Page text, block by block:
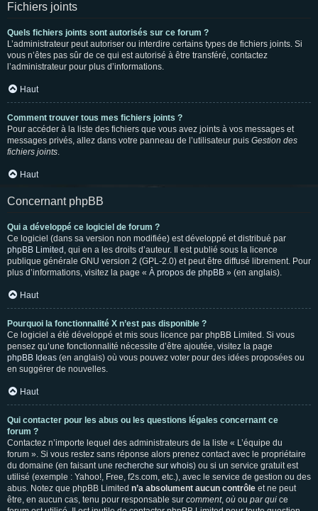
Fichiers joints
Quels fichiers joints sont autorisés sur ce forum ?
L’administrateur peut autoriser ou interdire certains types de fichiers joints. Si
vous n’êtes pas sûr de ce qui est autorisé à être transféré, contactez
l’administrateur pour plus d’informations.
Haut
Comment trouver tous mes fichiers joints ?
Pour accéder à la liste des fichiers que vous avez joints à vos messages et
messages privés, allez dans votre panneau de l’utilisateur puis Gestion des
fichiers joints.
Haut
Concernant phpBB
Qui a développé ce logiciel de forum ?
Ce logiciel (dans sa version non modifiée) est développé et distribué par
phpBB Limited , qui en a les droits d’auteur. Il est publié sous la licence
publique générale GNU version 2 (GPL-2.0) et peut être diffusé librement. Pour
plus d’informations, visitez la page « À propos de phpBB » (en anglais).
Haut
Pourquoi la fonctionnalité X n’est pas disponible ?
Ce logiciel a été développé et mis sous licence par phpBB Limited. Si vous
pensez qu’une fonctionnalité nécessite d’être ajoutée, visitez la page
phpBB Ideas (en anglais) où vous pouvez voter pour des idées proposées ou
en suggérer de nouvelles.
Haut
Qui contacter pour les abus ou les questions légales concernant ce
forum ?
Contactez n’importe lequel des administrateurs de la liste « L’équipe du
forum ». Si vous restez sans réponse alors prenez contact avec le propriétaire
du domaine (en faisant une recherche sur whois) ou si un service gratuit est
utilisé (exemple : Yahoo!, Free, f2s.com, etc.), avec le service de gestion ou des
abus. Notez que phpBB Limited n’a absolument aucun contrôle et ne peut
être, en aucun cas, tenu pour responsable sur comment, où ou par qui ce